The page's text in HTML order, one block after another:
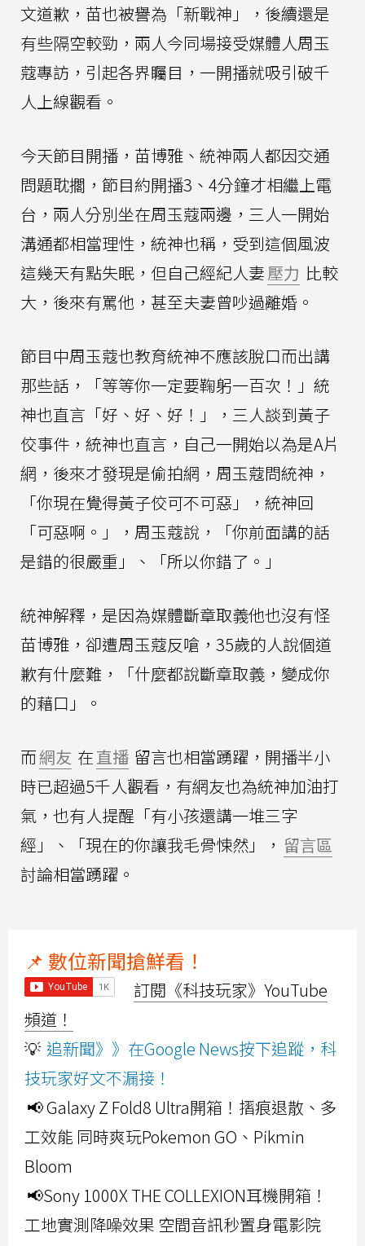
文道歉，苗也被譽為「新戰神」，後續還是
有些隔空較勁，兩人今同場接受媒體人周玉
蔻專訪，引起各界矚目，一開播就吸引破千
人上線觀看。
今天節目開播，苗博雅、統神兩人都因交通
問題耽擱，節目約開播3、4分鐘才相繼上電
台，兩人分別坐在周玉蔻兩邊，三人一開始
溝通都相當理性，統神也稱，受到這個風波
這幾天有點失眠，但自己經紀人妻壓力 比較
大，後來有罵他，甚至夫妻曾吵過離婚。
節目中周玉蔻也教育統神不應該脫口而出講
那些話，「等等你一定要鞠躬一百次！」統
神也直言「好、好、好！」，三人談到黃子
佼事件，統神也直言，自己一開始以為是A片
網，後來才發現是偷拍網，周玉蔻問統神，
「你現在覺得黃子佼可不可惡」，統神回
「可惡啊。」，周玉蔻說，「你前面講的話
是錯的很嚴重」、「所以你錯了。」
統神解釋，是因為媒體斷章取義他也沒有怪
苗博雅，卻遭周玉蔻反嗆，35歲的人說個道
歉有什麼難，「什麼都說斷章取義，變成你
的藉口」。
而網友 在直播 留言也相當踴躍，開播半小
時已超過5千人觀看，有網友也為統神加油打
氣，也有人提醒「有小孩還講一堆三字
經」、「現在的你讓我毛骨悚然」， 留言區
討論相當踴躍。
📌 數位新聞搶鮮看！
訂閱《科技玩家》YouTube
頻道！
💡 追新聞》》在Google News按下追蹤，科
技玩家好文不漏接！
📢 Galaxy Z Fold8 Ultra開箱！摺痕退散、多
工效能 同時爽玩Pokemon GO、Pikmin
Bloom
📢Sony 1000X THE COLLEXION耳機開箱！
工地實測降噪效果 空間音訊秒置身電影院